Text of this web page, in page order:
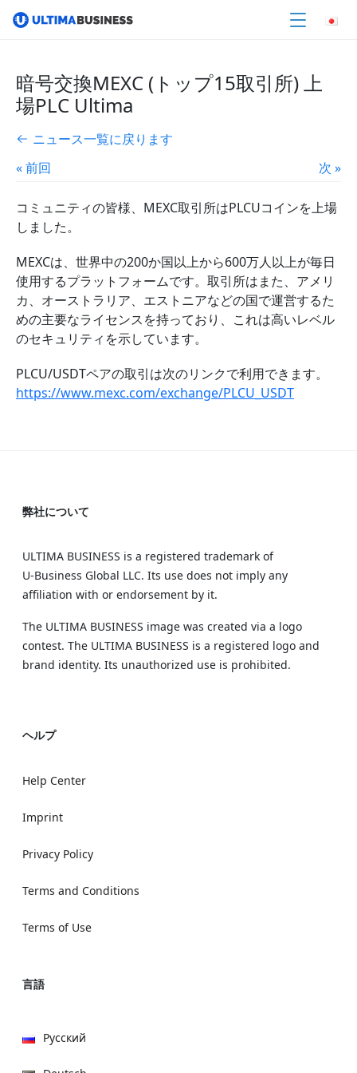
暗号交換MEXC (トップ15取引所) 上
場PLC Ultima
ニュース一覧に戻ります
« 前回
次 »
コミュニティの皆様、MEXC取引所はPLCUコインを上場
しました。
MEXCは、世界中の200か国以上から600万人以上が毎日
使用するプラットフォームです。取引所はまた、アメリ
カ、オーストラリア、エストニアなどの国で運営するた
めの主要なライセンスを持っており、これは高いレベル
のセキュリティを示しています。
PLCU/USDTペアの取引は次のリンクで利用できます。
https://www.mexc.com/exchange/PLCU_USDT
弊社について
ULTIMA BUSINESS is a registered trademark of
U‑Business Global LLC. Its use does not imply any
affiliation with or endorsement by it.
The ULTIMA BUSINESS image was created via a logo
contest. The ULTIMA BUSINESS is a registered logo and
brand identity. Its unauthorized use is prohibited.
ヘルプ
Help Center
Imprint
Privacy Policy
Terms and Conditions
Terms of Use
言語
Русский